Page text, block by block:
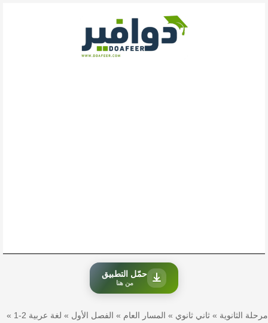
حمّل التطبيق
من هنا
مرحلة الثانوية » ثاني ثانوي » المسار العام » الفصل الأول » لغة عربية 2-1
»